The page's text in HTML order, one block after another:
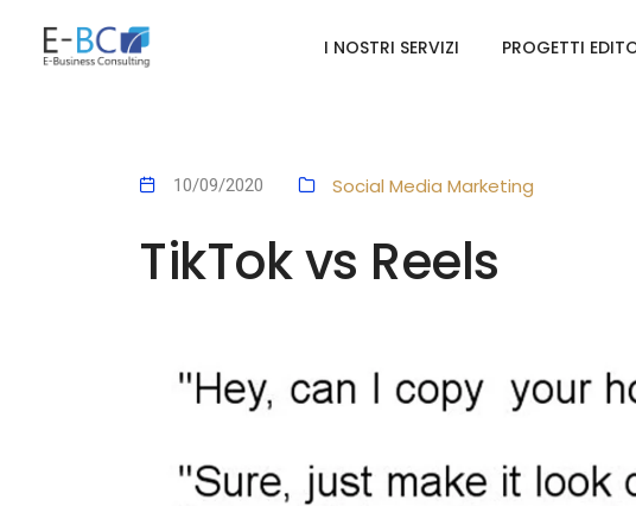
I NOSTRI SERVIZI PROGETTI
10/09/2020 Social Media Marketing
TikTok vs Reels